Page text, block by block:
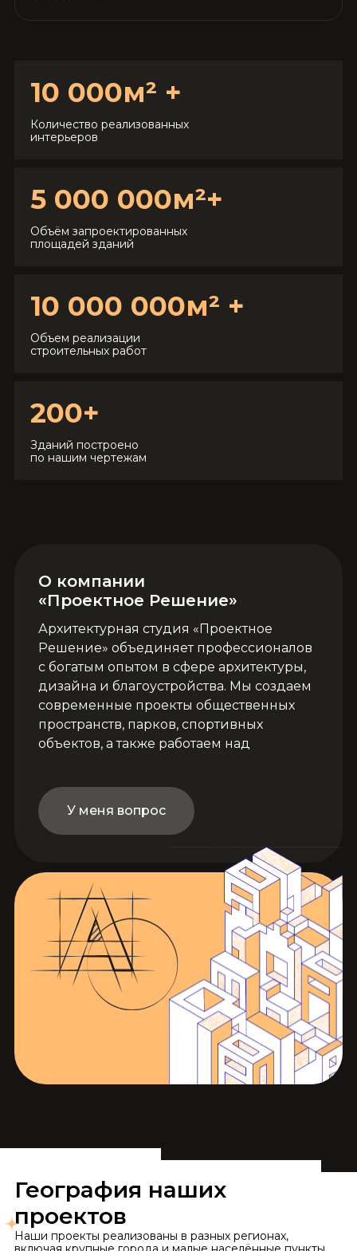
10 000м² +
Количество реализованных
интерьеров
5 000 000м²+
Объём запроектированных
площадей зданий
10 000 000м² +
Объем реализации
строительных работ
200+
Зданий построено
по нашим чертежам
О компании
«Проектное Решение»
Архитектурная студия «Проектное
Решение» объединяет профессионалов
с богатым опытом в сфере архитектуры,
дизайна и благоустройства. Мы создаем
современные проекты общественных
пространств, парков, спортивных
объектов, а также работаем над
Наша команда сопровождает проекты на
всех этапах – от идеи до реализации,
гарантируя высокое качество и
специализируемся на подготовке
документации, включая работу по
стандартам №636-ПП Москвы. Наш
подход основан на прозрачности,
индивидуальных решениях и четком
соблюдении сроков. С нами ваши идеи
воплотятся в жизнь в лучших
архитектурных решениях
У меня вопрос
География наших
проектов
Наши проекты реализованы в разных регионах,